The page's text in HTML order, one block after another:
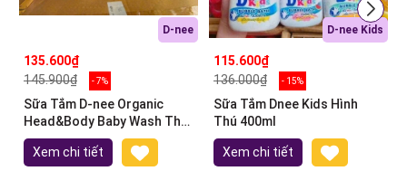
D-nee
135.600₫
145.900₫
- 7%
Sữa Tắm D-nee Organic
Head&Body Baby Wash Thái
Lan 380ml
Xem chi tiết
D-nee Kids
115.600₫
136.000₫
- 15%
Sữa Tắm Dnee Kids Hình
Thú 400ml
Xem chi tiết